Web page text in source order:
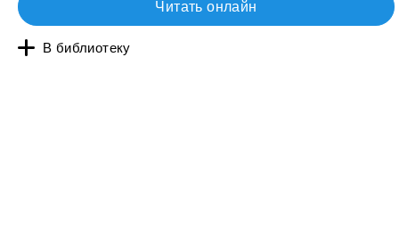
Читать онлайн
В библиотеку